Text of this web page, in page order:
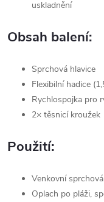
uskladnění
Obsah balení:
Sprchová hlavice
Flexibilní hadice
Rychlospojka pro
2× těsnicí kroužek
Použití:
Venkovní
Oplach po pláži,